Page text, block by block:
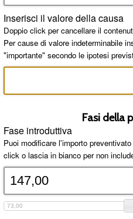
Inserisci il valore della causa
Doppio click per cancellare il
Per cause di valore indeterminabile
"importante" secondo le ipotesi
Fasi della
Fase introduttiva
Puoi modificare l'importo
click o lascia in bianco per non
73,00